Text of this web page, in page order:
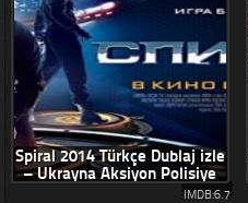
Spiral 2014 Türkçe Dublaj izle
– Ukrayna Aksiyon Polisiye
IMDB:6.7